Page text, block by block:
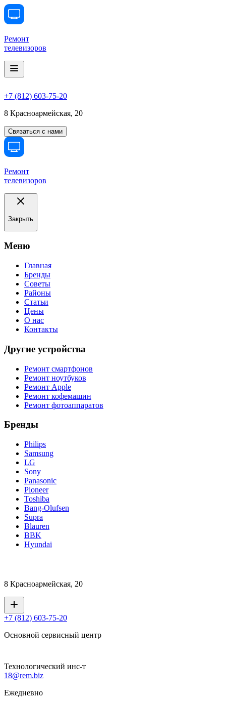
Ремонт
телевизоров
+7 (812) 603-75-20
8 Красноармейская, 20
Связаться с нами
Ремонт
телевизоров
Закрыть
Meню
Главная
Бренды
Советы
Районы
Статьи
Цены
О нас
Контакты
Другие устройства
Ремонт смартфонов
Ремонт ноутбуков
Ремонт Apple
Ремонт кофемашин
Ремонт фотоаппаратов
Бренды
Philips
Samsung
LG
Sony
Panasonic
Pioneer
Toshiba
Bang-Olufsen
Supra
Blauren
BBK
Hyundai
8 Красноармейская, 20
+7 (812) 603-75-20
Основной сервисный центр
Технологический инс-т
18@rem.biz
Ежедневно